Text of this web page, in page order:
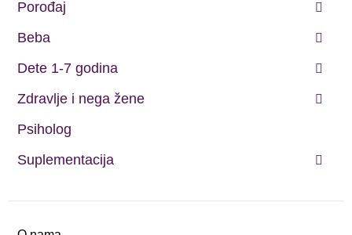
Porođaj
Beba
Dete 1-7 godina
Zdravlje i nega žene
Psiholog
Suplementacija